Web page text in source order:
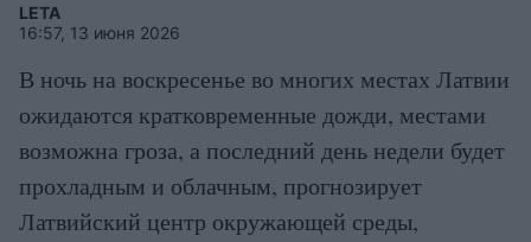
LETA
16:57, 13 июня 2026
В ночь на воскресенье во многих местах Латвии
ожидаются кратковременные дожди, местами
возможна гроза, а последний день недели будет
прохладным и облачным, прогнозирует
Латвийский центр окружающей среды,